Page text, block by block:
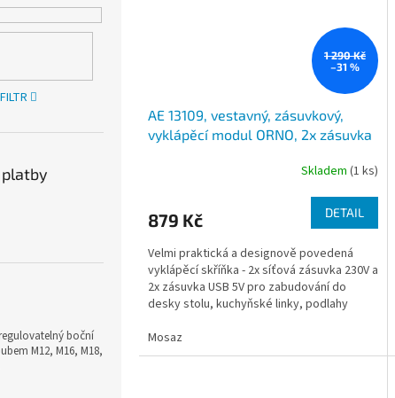
boční
M12, M16, M18,
1 290 Kč
–31 %
AE 13109, vestavný, zásuvkový,
vyklápěcí modul ORNO, 2x zásuvka
Skladem (1 ks)
879 Kč DETAIL
Velmi praktická a designově povedená
vyklápěcí skříňka - 2x síťová zásuvka 230V a
2x zásuvka USB 5V pro zabudování do
desky stolu, kuchyňské linky, podlahy
Mosaz